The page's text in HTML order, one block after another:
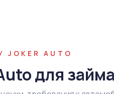
AUTO
для